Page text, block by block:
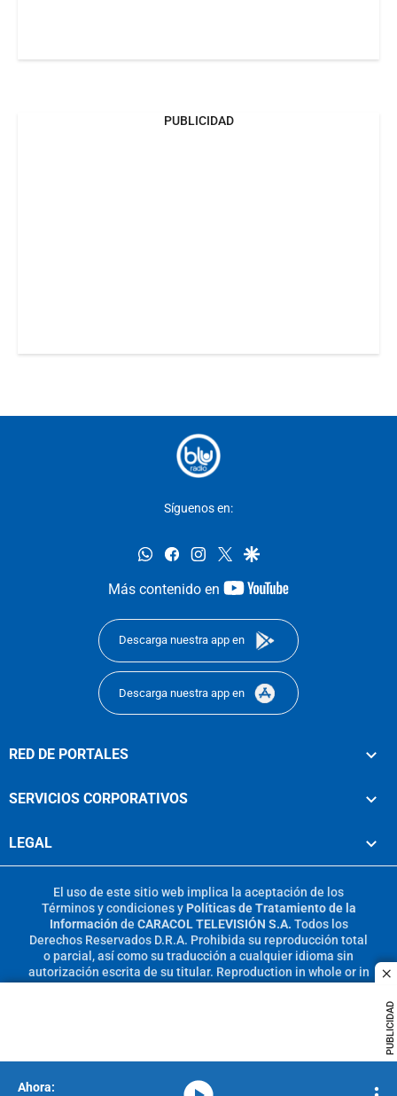
PUBLICIDAD
PUBLICIDAD
Síguenos en:
whatsappfacebookinstagram
twittergoogle
Más contenido en
youtube-
Descarga nuestra app en
Descarga nuestra app en
RED DE PORTALES
SERVICIOS CORPORATIVOS
LEGAL
El uso de este sitio web implica la aceptación de los
Términos y condicionesy Políticas de Tratamiento de la
Información de CARACOL TELEVISIÓN S.A. Todos los
Derechos Reservados D.R.A. Prohibida su reproducción total
o parcial, así como su traducción a cualquier idioma sin
autorización escrita de su titular. Reproduction in whole or in